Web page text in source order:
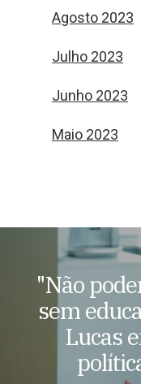
Agosto 2023
Julho 2023
Junho 2023
Maio 2023
"Não
sem
Lucas